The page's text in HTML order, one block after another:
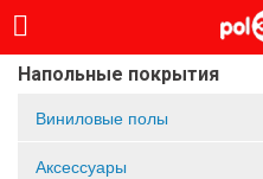
Напольные покрытия
Виниловые полы
Аксессуары